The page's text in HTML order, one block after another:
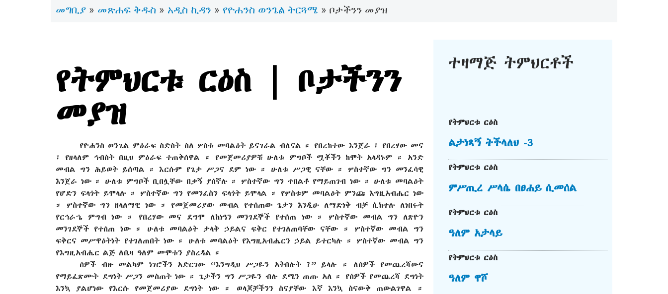
መግቢያ » መጽሐፍ ቅዱስ » አዲስ ኪዳን » የዮሐንስ ወንጌል ትርጓሜ » ቦታችንን መያዝ
የትምህርቱ ርዕስ | ቦታችንን
መያዝ
የዮሐንስ ወንጌል ምዕራፍ ስድስት ስለ ሦስቱ መባልዕት ይናገራል ብለናል ። የበረከተው እንጀራ ፣ የበረሃው መና
፣ የዘላለም ኅብስት በዚህ ምዕራፍ ተጠቅሰዋል ። የመጀመሪያዎቹ ሁለቱ ምግቦች ሟቾችን ከሞት አላዳኑም ። አንድ
መብል ግን ሕይወት ይሰጣል ። እርሱም የጌታ ሥጋና ደም ነው ። ሁለቱ ሥጋዊ ናቸው ። ሦስተኛው ግን መንፈሳዊ
እንጀራ ነው ። ሁለቱ ምግቦች ቢበሏቸው በቃኝ ያሰኛሉ ። ሦስተኛው ግን ተበልቶ የማይጠገብ ነው ። ሁለቱ መባልዕት
የሆድን ፍላጎት ይሞላሉ ። ሦስተኛው ግን የመንፈስን ፍላጎት ይሞላል ። የሦስቱም መባልዕት ምንጩ እግዚአብሔር ነው
። ሦስተኛው ግን ዘላለማዊ ነው ። የመጀመሪያው መብል የተሰጠው ጌታን እንዲሁ ለማድነቅ ብቻ ሲከተሉ ለነበሩት
የርኅራኄ ምግብ ነው ። የበረሃው መና ደግሞ ለከነዓን መንገደኞች የተሰጠ ነው ። ሦስተኛው መብል ግን ለጽዮን
መንገደኞች የተሰጠ ነው ። ሁለቱ መባልዕት ታላቅ ኃይልና ፍቅር የተገለጠባቸው ናቸው ። ሦስተኛው መብል ግን
ፍቅርና መሥዋዕትነት የተገለጠበት ነው ። ሁለቱ መባልዕት የእግዚአብሔርን ኃይል ይተርካሉ ። ሦስተኛው መብል ግን
የእግዚአብሔር ልጅ ለቤዛ ዓለም መሞቱን ያስረዳል ።
ሰዎች ብዙ መልካም ነገሮችን አድርገው “እንግዲህ ሥጋዬን አትበሉት ?” ይላሉ ። ለሰዎች የመጨረሻውና
የማይፈጽሙት ደግነት ሥጋን መስጠት ነው ። ጌታችን ግን ሥጋዬን ብሉ ደሜን ጠጡ አለ ። የሰዎች የመጨረሻ ደግነት
እንኳ ያልሆነው የእርሱ የመጀመሪያው ደግነት ነው ። ወላጆቻችንን ስናያቸው እኛ እንኳ ስናውቅ ጠውልገዋል ።
ተዛማጅ ትምህርቶች
የትምህርቱ ርዕስ
ልታነጻኝ ትችላለህ -3
የትምህርቱ ርዕስ
ምሥጢረ ሥላሴ በፀሐይ ሲመሰል
የትምህርቱ ርዕስ
ዓለም አታላይ
የትምህርቱ ርዕስ
ዓለም ዋሾ